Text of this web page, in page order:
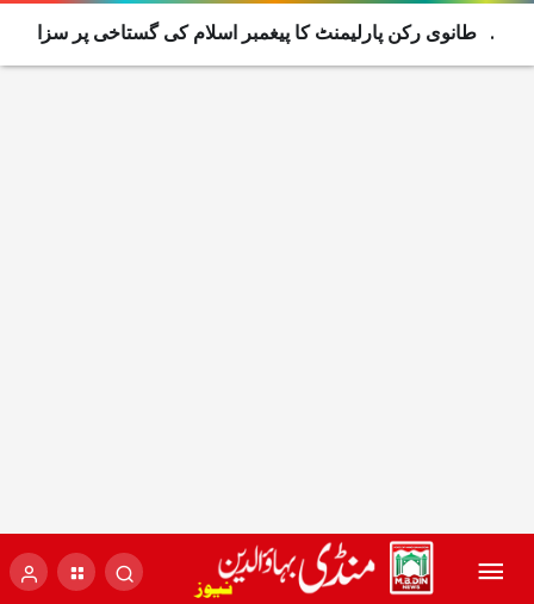
برطانوی رکن پارلیمنٹ کا پیغمبر اسلام کی گستاخی پر سزا